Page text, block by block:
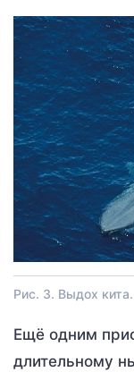
Рис. 3. Выдох кита.
Ещё одним
длительному